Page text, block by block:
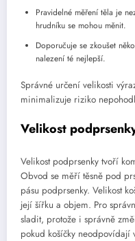
Pravidelné měření těla je
hrudníku se mohou měnit.
Doporučuje se zkoušet
nalezení té nejlepší.
Správné určení velikosti
minimalizuje riziko
Velikost
Velikost podprsenky tvoří
Obvod se měří těsně pod
pásu podprsenky. Velikost
její šířku a objem. Pro
sladit, protože i správně
pokud košíčky neodpovídají